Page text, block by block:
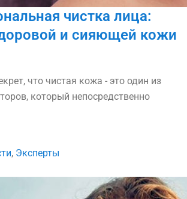
чистка лица:
и сияющей кожи
что чистая кожа - это один из
который непосредственно
, Эксперты